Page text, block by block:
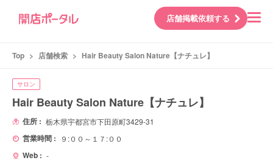
店舗掲載依頼する
Top > 店舗検索 > Hair Beauty Salon Nature【ナチュレ】
サロン
Hair Beauty Salon Nature【ナチュレ】
住所 : 栃木県宇都宮市下田原町3429-31
営業時間 : ９:００～１７:００
Web : -